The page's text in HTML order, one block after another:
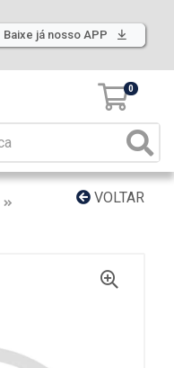
Baixe já nosso APP
0
VOLTAR